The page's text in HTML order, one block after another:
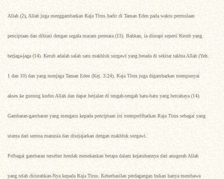
Allah (2), Allah juga menggambarkan Raja Tirus hadir di Taman Eden pada waktu permulaan
penciptaan dan dihiasi dengan segala macam permata (13). Bahkan, ia diurapi seperti Kerub yang
berjaga-jaga (14). Kerub adalah salah satu makhluk surgawi yang berada di sekitar takhta Allah (Yeh.
1 dan 10) dan yang menjaga Taman Eden (Kej. 3:24). Raja Tirus juga digambarkan mempunyai
akses ke gunung kudus Allah dan dapat berjalan di tengah-tengah batu-batu yang bercahaya (14).
Gambaran-gambaran yang mengacu kepada penciptaan ini memperlihatkan Raja Tirus sebagai yang
utama dari semua manusia dan disejajarkan dengan makhluk surgawi.
Pelbagai gambaran tersebut hendak menekankan betapa dalam kejatuhannya dari anugerah Allah
yang telah dicurahkan-Nya kepada Raja Tirus. Keberhasilan perdagangan bukan hanya membawa